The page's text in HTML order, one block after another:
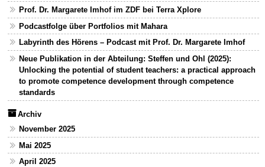
Prof. Dr. Margarete Imhof im ZDF bei Terra Xplore
Podcastfolge über Portfolios mit Mahara
Labyrinth des Hörens – Podcast mit Prof. Dr. Margarete Imhof
Neue Publikation in der Abteilung: Steffen und Ohl (2025):
Unlocking the potential of student teachers: a practical approach
to promote competence development through competence
standards
Archiv
November 2025
Mai 2025
April 2025